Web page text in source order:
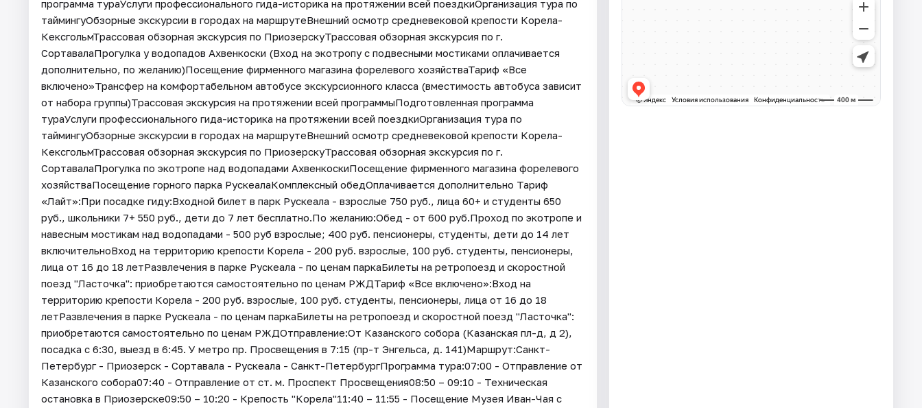
программа тураУслуги профессионального гида-историка на протяжении всей поездкиОрганизация тура по
таймингуОбзорные экскурсии в городах на маршрутеВнешний осмотр средневековой крепости Корела-
КексгольмТрассовая обзорная экскурсия по ПриозерскуТрассовая обзорная экскурсия по г.
СортавалаПрогулка у водопадов Ахвенкоски (Вход на экотропу с подвесными мостиками оплачивается
дополнительно, по желанию)Посещение фирменного магазина форелевого хозяйстваТариф «Все
включено»Трансфер на комфортабельном автобусе экскурсионного класса (вместимость автобуса зависит
от набора группы)Трассовая экскурсия на протяжении всей программыПодготовленная программа
тураУслуги профессионального гида-историка на протяжении всей поездкиОрганизация тура по
таймингуОбзорные экскурсии в городах на маршрутеВнешний осмотр средневековой крепости Корела-
КексгольмТрассовая обзорная экскурсия по ПриозерскуТрассовая обзорная экскурсия по г.
СортавалаПрогулка по экотропе над водопадами АхвенкоскиПосещение фирменного магазина форелевого
хозяйстваПосещение горного парка РускеалаКомплексный обедОплачивается дополнительно Тариф
«Лайт»:При посадке гиду:Входной билет в парк Рускеала - взрослые 750 руб., лица 60+ и студенты 650
руб., школьники 7+ 550 руб., дети до 7 лет бесплатно.По желанию:Обед - от 600 руб.Проход по экотропе и
навесным мостикам над водопадами - 500 руб взрослые; 400 руб. пенсионеры, студенты, дети до 14 лет
включительноВход на территорию крепости Корела - 200 руб. взрослые, 100 руб. студенты, пенсионеры,
лица от 16 до 18 летРазвлечения в парке Рускеала - по ценам паркаБилеты на ретропоезд и скоростной
поезд "Ласточка": приобретаются самостоятельно по ценам РЖДТариф «Все включено»:Вход на
территорию крепости Корела - 200 руб. взрослые, 100 руб. студенты, пенсионеры, лица от 16 до 18
летРазвлечения в парке Рускеала - по ценам паркаБилеты на ретропоезд и скоростной поезд "Ласточка":
приобретаются самостоятельно по ценам РЖДОтправление:От Казанского собора (Казанская пл-д, д 2),
посадка с 6:30, выезд в 6:45. У метро пр. Просвещения в 7:15 (пр-т Энгельса, д. 141)Маршрут:Санкт-
Петербург - Приозерск - Сортавала - Рускеала - Санкт-ПетербургПрограмма тура:07:00 - Отправление от
Казанского собора07:40 - Отправление от ст. м. Проспект Просвещения08:50 – 09:10 - Техническая
остановка в Приозерске09:50 – 10:20 - Крепость "Корела"11:40 – 11:55 - Посещение Музея Иван-Чая с